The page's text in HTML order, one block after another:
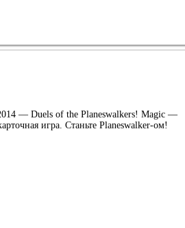
— Duels of the Planeswalkers! Magic —
игра. Станьте Planeswalker-ом!